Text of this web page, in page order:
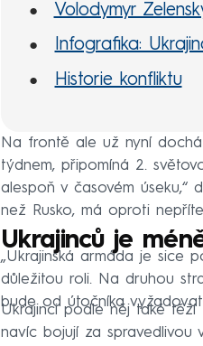
Volodymyr
Infografika:
Historie konfliktu
Na frontě ale už nyní
týdnem, připomíná 2.
alespoň v časovém úseku,“
než Rusko, má oproti
Ukrajinců je
„Ukrajinská armáda je sice
důležitou roli. Na druhou
bude od útočníka
Ukrajinci podle něj také těží
navíc bojují za